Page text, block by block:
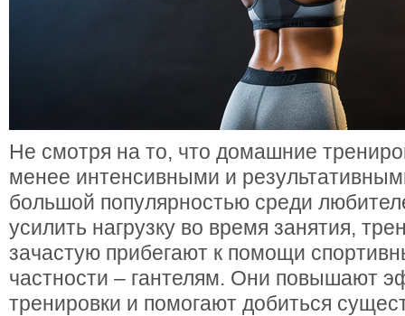
Не смотря на то, что домашние
менее интенсивными и
большой популярностью среди
усилить нагрузку во время занятия,
зачастую прибегают к помощи
частности – гантелям. Они повышают
тренировки и помогают добиться